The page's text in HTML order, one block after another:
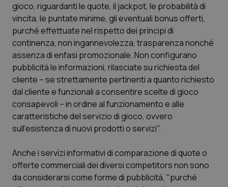
Umbria
Valle D’Aosta
Veneto
Oftalmologia
Oncodermatologia
Oncoematologia
Oncologia & Nutrizione
Psoriasi & pelle
Quotidiano Chirurgia
gioco, riguardanti le quote, il jackpot, le probabilità di
vincita, le puntate minime, gli eventuali bonus offerti,
purché effettuate nel rispetto dei principi di
continenza, non ingannevolezza, trasparenza nonché
assenza di enfasi promozionale. Non configurano
pubblicità le informazioni, rilasciate su richiesta del
cliente – se strettamente pertinenti a quanto richiesto
dal cliente e funzionali a consentire scelte di gioco
consapevoli – in ordine al funzionamento e alle
caratteristiche del servizio di gioco, ovvero
sull’esistenza di nuovi prodotti o servizi".
Anche i servizi informativi di comparazione di quote o
offerte commerciali dei diversi competitors non sono
da considerarsi come forme di pubblicità, "purché